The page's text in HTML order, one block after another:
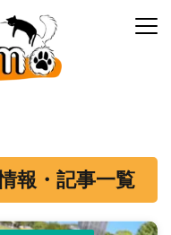
報・記事一覧